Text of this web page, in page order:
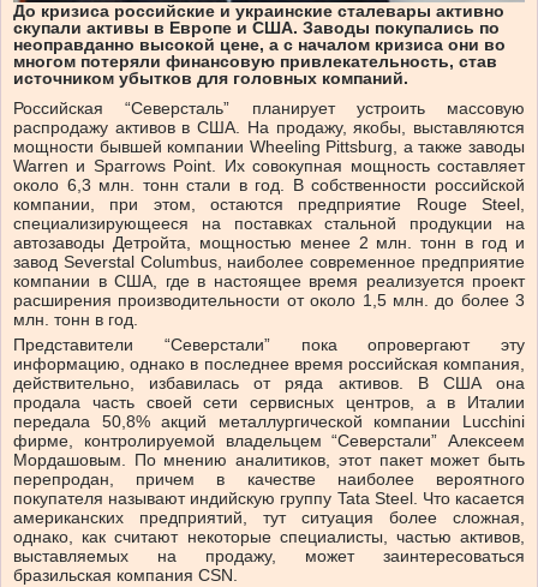
До кризиса российские и украинские сталевары активно
скупали активы в Европе и США. Заводы покупались по
неоправданно высокой цене, а с началом кризиса они во
многом потеряли финансовую привлекательность, став
источником убытков для головных компаний.
Российская “Северсталь” планирует устроить массовую
распродажу активов в США. На продажу, якобы, выставляются
мощности бывшей компании Wheeling Pittsburg, а также заводы
Warren и Sparrows Point. Их совокупная мощность составляет
около 6,3 млн. тонн стали в год. В собственности российской
компании, при этом, остаются предприятие Rouge Steel,
специализирующееся на поставках стальной продукции на
автозаводы Детройта, мощностью менее 2 млн. тонн в год и
завод Severstal Columbus, наиболее современное предприятие
компании в США, где в настоящее время реализуется проект
расширения производительности от около 1,5 млн. до более 3
млн. тонн в год.
Представители “Северстали” пока опровергают эту
информацию, однако в последнее время российская компания,
действительно, избавилась от ряда активов. В США она
продала часть своей сети сервисных центров, а в Италии
передала 50,8% акций металлургической компании Lucchini
фирме, контролируемой владельцем “Северстали” Алексеем
Мордашовым. По мнению аналитиков, этот пакет может быть
перепродан, причем в качестве наиболее вероятного
покупателя называют индийскую группу Tata Steel. Что касается
американских предприятий, тут ситуация более сложная,
однако, как считают некоторые специалисты, частью активов,
выставляемых на продажу, может заинтересоваться
бразильская компания CSN.